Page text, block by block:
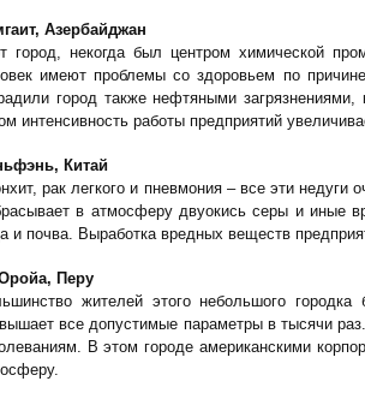
Азербайджан
город, некогда был центром химической
имеют проблемы со здоровьем по
город также нефтяными
интенсивность работы предприятий
Китай
рак легкого и пневмония – все эти
в атмосферу двуокись серы и иные
и почва. Выработка вредных веществ
Перу
жителей этого небольшого
все допустимые параметры в тысячи
В этом городе американскими